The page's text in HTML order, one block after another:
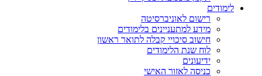
לימודים
רישום לאוניברסיטה
מידע למתעניינים בלימודים
חישוב סיכויי קבלה לתואר ראשון
לוח שנת הלימודים
ידיעונים
כניסה לאזור האישי